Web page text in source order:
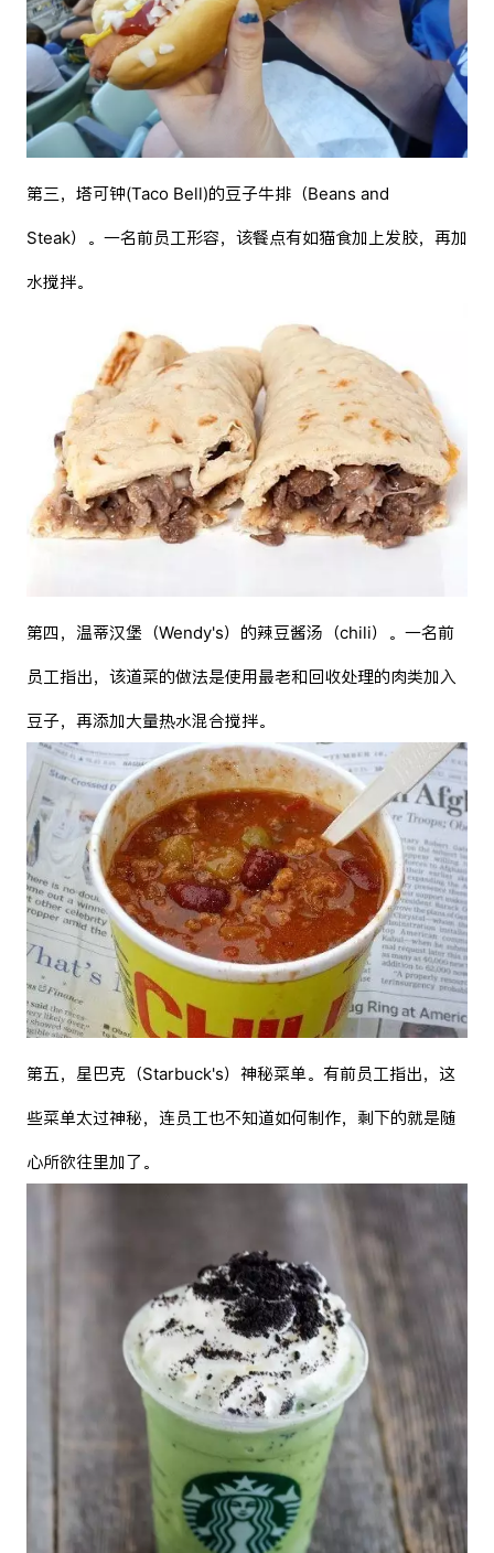
第三，塔可钟(Taco Bell)的豆子牛排（Beans and
Steak）。一名前员工形容，该餐点有如猫食加上发胶，再加
水搅拌。
第四，温蒂汉堡（Wendy's）的辣豆酱汤（chili）。一名前
员工指出，该道菜的做法是使用最老和回收处理的肉类加入
豆子，再添加大量热水混合搅拌。
第五，星巴克（Starbuck's）神秘菜单。有前员工指出，这
些菜单太过神秘，连员工也不知道如何制作，剩下的就是随
心所欲往里加了。